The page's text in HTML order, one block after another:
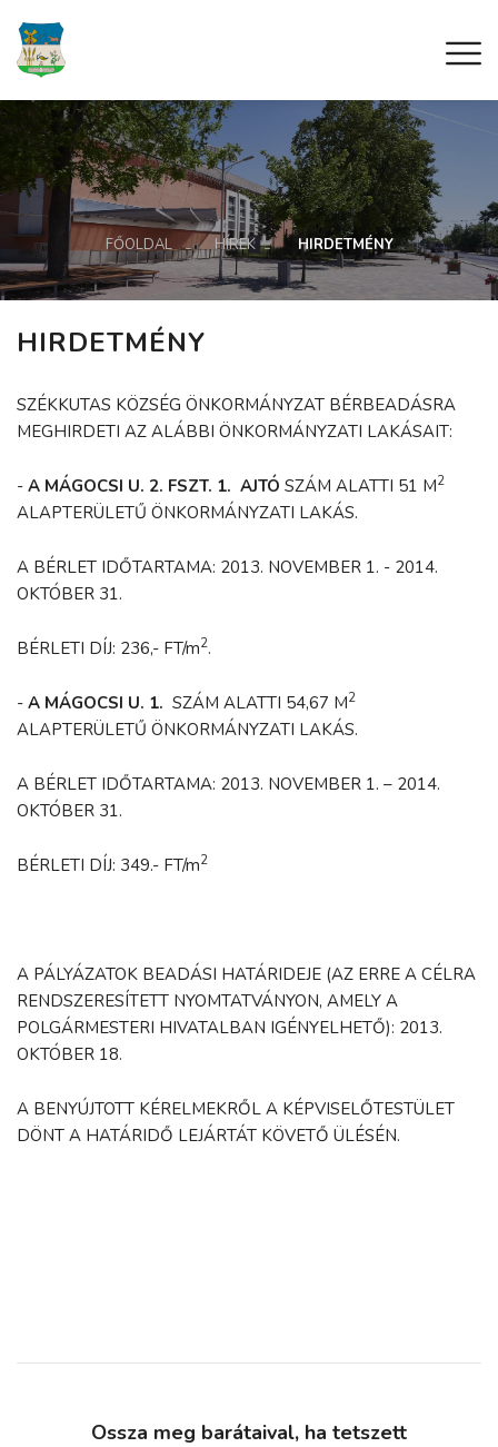
FŐOLDAL HÍREK HIRDETMÉNY
HIRDETMÉNY
SZÉKKUTAS KÖZSÉG ÖNKORMÁNYZAT BÉRBEADÁSRA
MEGHIRDETI AZ ALÁBBI ÖNKORMÁNYZATI LAKÁSAIT:
- A MÁGOCSI U. 2. FSZT. 1. AJTÓ SZÁM ALATTI 51 M2
ALAPTERÜLETŰ ÖNKORMÁNYZATI LAKÁS.
A BÉRLET IDŐTARTAMA: 2013. NOVEMBER 1. - 2014.
OKTÓBER 31.
BÉRLETI DÍJ: 236,- FT/m2.
- A MÁGOCSI U. 1. SZÁM ALATTI 54,67 M2
ALAPTERÜLETŰ ÖNKORMÁNYZATI LAKÁS.
A BÉRLET IDŐTARTAMA: 2013. NOVEMBER 1. – 2014.
OKTÓBER 31.
BÉRLETI DÍJ: 349.- FT/m2
A PÁLYÁZATOK BEADÁSI HATÁRIDEJE (AZ ERRE A CÉLRA
RENDSZERESÍTETT NYOMTATVÁNYON, AMELY A
POLGÁRMESTERI HIVATALBAN IGÉNYELHETŐ): 2013.
OKTÓBER 18.
A BENYÚJTOTT KÉRELMEKRŐL A KÉPVISELŐTESTÜLET
DÖNT A HATÁRIDŐ LEJÁRTÁT KÖVETŐ ÜLÉSÉN.
Ossza meg barátaival, ha tetszett